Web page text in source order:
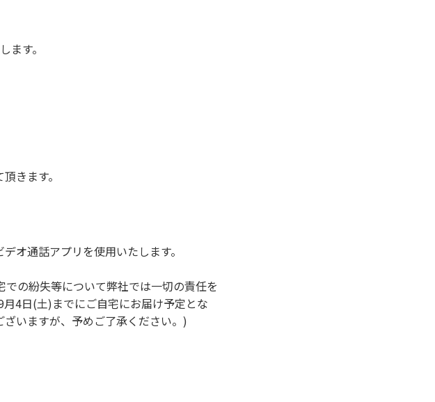
ます。
きます。
オ通話アプリを使⽤いたします。
の紛失等について弊社では⼀切の責任を
4⽇(⼟)までにご⾃宅にお届け予定とな
いますが、予めご了承ください。)